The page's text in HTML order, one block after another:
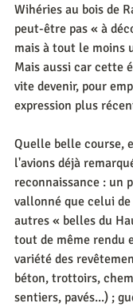
Wihéries au bois de
peut-être pas « à
mais à tout le moins
Mais aussi car cette
vite devenir, pour
expression plus
Quelle belle course,
l'avions déjà
reconnaissance : un
vallonné que celui
autres « belles du
tout de même rendu
variété des
béton, trottoirs,
sentiers, pavés...) ;